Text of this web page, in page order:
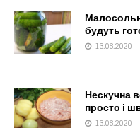
будуть
13.06.2020
Нескучна
просто і
13.06.2020